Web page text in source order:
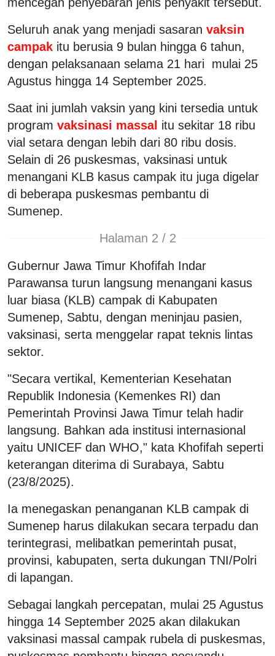
Seluruh anak yang menjadi sasaran vaksin
campak itu berusia 9 bulan hingga 6 tahun,
dengan pelaksanaan selama 21 hari mulai 25
Agustus hingga 14 September 2025.
Saat ini jumlah vaksin yang kini tersedia untuk
program vaksinasi massal itu sekitar 18 ribu
vial setara dengan lebih dari 80 ribu dosis.
Selain di 26 puskesmas, vaksinasi untuk
menangani KLB kasus campak itu juga digelar
di beberapa puskesmas pembantu di
Sumenep.
Halaman 2 / 2
Gubernur Jawa Timur Khofifah Indar
Parawansa turun langsung menangani kasus
luar biasa (KLB) campak di Kabupaten
Sumenep, Sabtu, dengan meninjau pasien,
vaksinasi, serta menggelar rapat teknis lintas
sektor.
"Secara vertikal, Kementerian Kesehatan
Republik Indonesia (Kemenkes RI) dan
Pemerintah Provinsi Jawa Timur telah hadir
langsung. Bahkan ada institusi internasional
yaitu UNICEF dan WHO," kata Khofifah seperti
keterangan diterima di Surabaya, Sabtu
(23/8/2025).
Ia menegaskan penanganan KLB campak di
Sumenep harus dilakukan secara terpadu dan
terintegrasi, melibatkan pemerintah pusat,
provinsi, kabupaten, serta dukungan TNI/Polri
di lapangan.
Sebagai langkah percepatan, mulai 25 Agustus
hingga 14 September 2025 akan dilakukan
vaksinasi massal campak rubela di puskesmas,